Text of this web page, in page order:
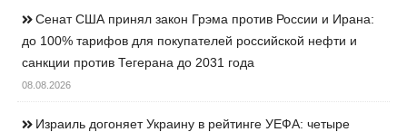
Сенат США принял закон Грэма против России и Ирана:
до 100% тарифов для покупателей российской нефти и
санкции против Тегерана до 2031 года
08.08.2026
Израиль догоняет Украину в рейтинге УЕФА: четыре